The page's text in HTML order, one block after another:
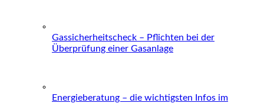
Gassicherheitscheck – Pflichten bei der
Überprüfung einer Gasanlage
Energieberatung – die wichtigsten Infos im